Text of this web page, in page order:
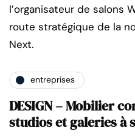
l’organisateur de salons
route stratégique de la
Next.
entreprises
DESIGN – Mobilier
studios et galeries à